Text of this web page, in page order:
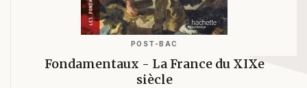
POST-BAC
Fondamentaux - La France du XIXe
siècle